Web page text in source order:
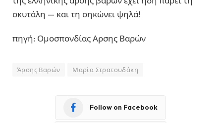
σκυτάλη — και τη σηκώνει ψηλά!
πηγή: Ομοσπονδίας Αρσης Βαρών
Άρσης Βαρών Μαρία Στρατουδάκη
Follow on Facebook